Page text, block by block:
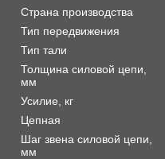
Страна производства
Тип передвижения
Тип тали
Толщина силовой цепи,
мм
Усилие, кг
Цепная
Шаг звена силовой цепи,
мм